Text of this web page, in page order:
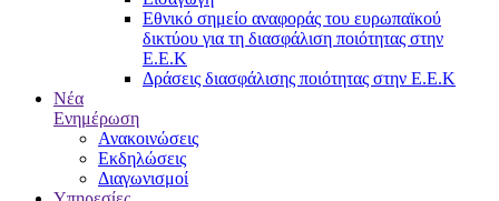
Εθνικό σημείο αναφοράς του ευρωπαϊκού
δικτύου για τη διασφάλιση ποιότητας στην
Ε.Ε.Κ
Δράσεις διασφάλισης ποιότητας στην Ε.Ε.Κ
Νέα
Ενημέρωση
Ανακοινώσεις
Εκδηλώσεις
Διαγωνισμοί